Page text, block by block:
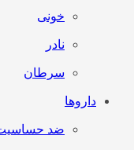
خونی
نادر
سرطان
داروها
ضد